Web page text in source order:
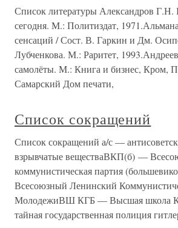
Список литературы Александров Г.Н.
сегодня. М.: Политиздат,
сенсаций / Сост. В. Гаркин и Дм.
Лубченкова. М.: Раритет,
самолёты. М.: Книга и бизнес, Кром,
Самарский Дом печати,
Список сокращений
Список сокращений а/с —
взрывчатые веществаВКП(б) —
коммунистическая партия
Всесоюзный Ленинский
МолодежиВШ КГБ — Высшая школа
тайная государственная полиция